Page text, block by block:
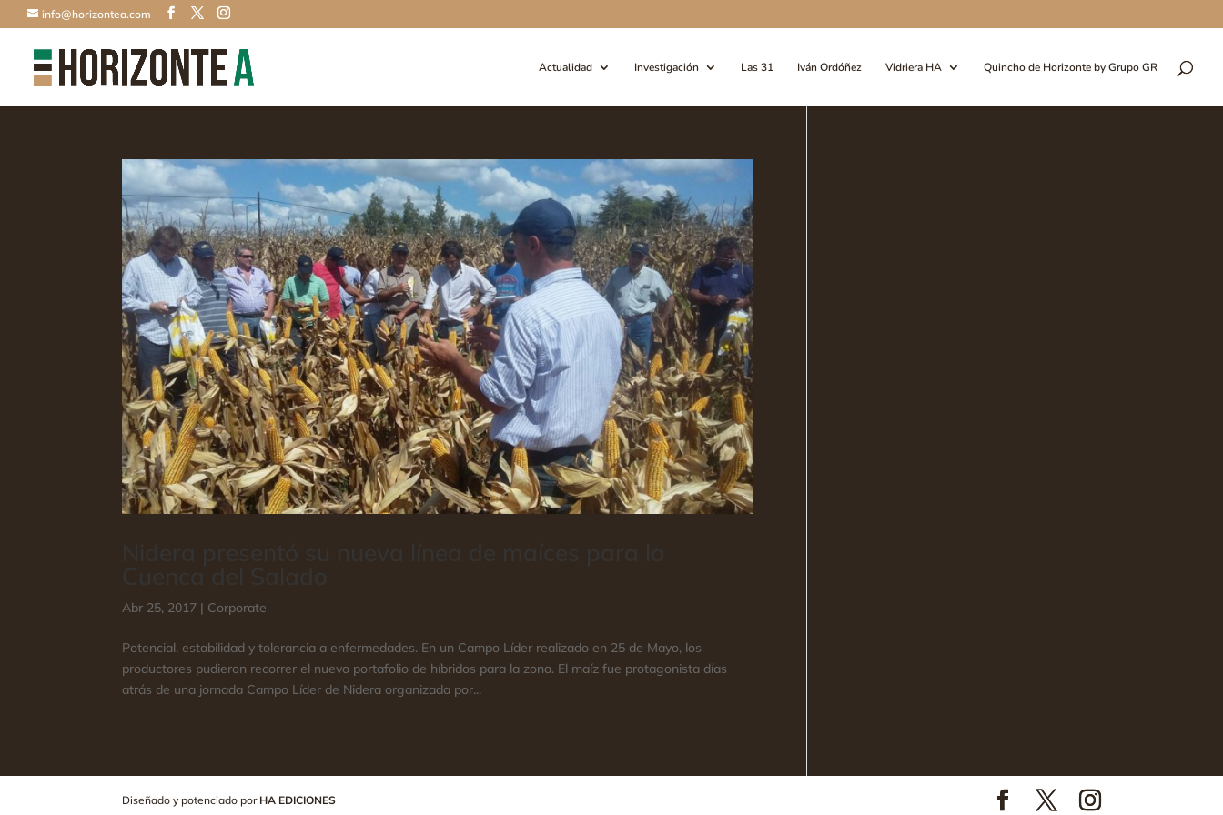
info@horizontea.com
Actualidad Investigación Las 31 Iván Ordóñez Vidriera HA Quincho de Horizonte by Grupo GR
Abr 25, 2017 | Corporate
Potencial, estabilidad y tolerancia a enfermedades. En un Campo Líder realizado en 25 de Mayo, los
productores pudieron recorrer el nuevo portafolio de híbridos para la zona. El maíz fue protagonista días
atrás de una jornada Campo Líder de Nidera organizada por...
Diseñado y potenciado por HA EDICIONES